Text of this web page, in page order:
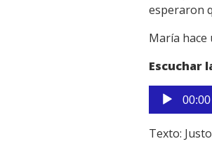
esperaron
María hace
Escuchar
Reproductor
de
audio
00:00
Texto: